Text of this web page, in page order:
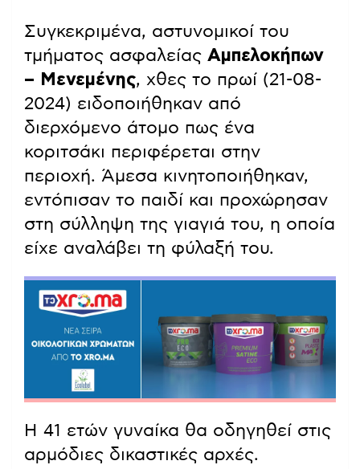
Συγκεκριμένα, αστυνομικοί του
τμήματος ασφαλείας Αμπελοκήπων
– Μενεμένης, χθες το πρωί (21-08-
2024) ειδοποιήθηκαν από
διερχόμενο άτομο πως ένα
κοριτσάκι περιφέρεται στην
περιοχή. Άμεσα κινητοποιήθηκαν,
εντόπισαν το παιδί και προχώρησαν
στη σύλληψη της γιαγιά του, η οποία
είχε αναλάβει τη φύλαξή του.
Η 41 ετών γυναίκα θα οδηγηθεί στις
αρμόδιες δικαστικές αρχές.